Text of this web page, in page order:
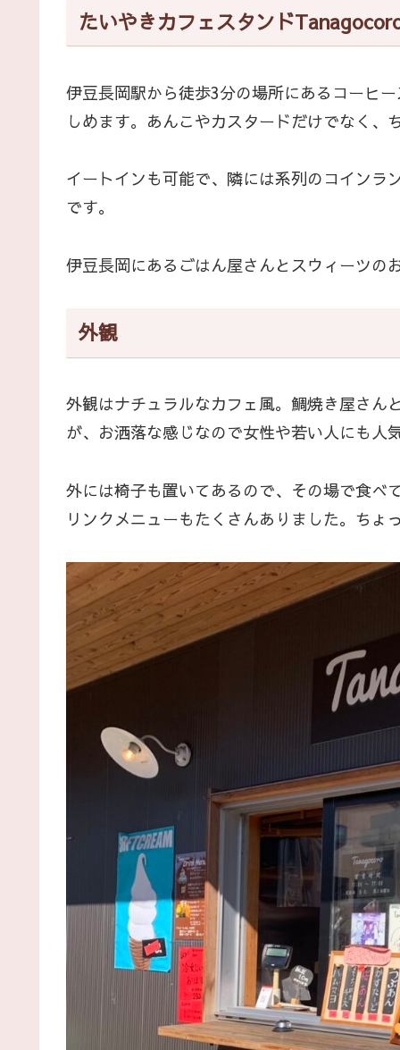
たいやきカフェスタンド
伊豆長岡駅から徒歩3分の場所にあるコーヒ
しめます。あんこやカスタードだけでなく
イートインも可能で、隣には系列のコインラ
です。
伊豆長岡にあるごはん屋さんとスウィーツの
外観
外観はナチュラルなカフェ風。鯛焼き屋さん
が、お洒落な感じなので女性や若い人にも人
外には椅子も置いてあるので、その場で食べ
リンクメニューもたくさんありました。ちょ